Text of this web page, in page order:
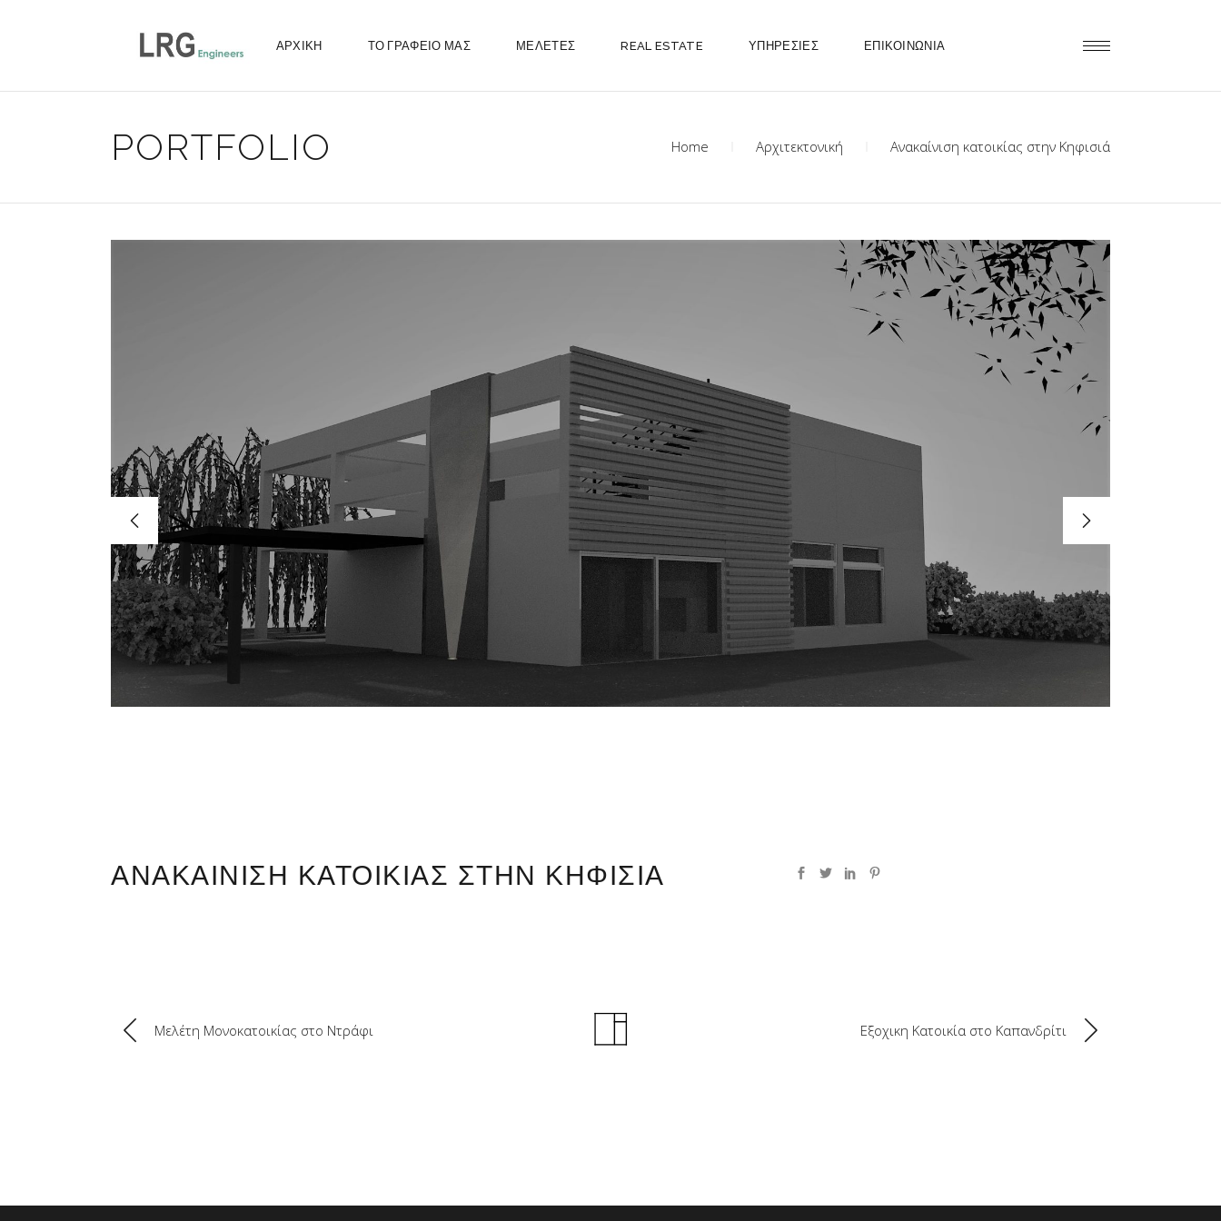
ΑΡΧΙΚΗ ΤΟ ΓΡΑΦΕΙΟ ΜΑΣ ΜΕΛΕΤΕΣ REAL ESTATE ΥΠΗΡΕΣΙΕΣ ΕΠΙΚΟΙΝΩΝΙΑ
PORTFOLIO Home Αρχιτεκτονική Ανακαίνιση κατοικίας στην Κηφισιά
ΑΝΑΚΑΙΝΙΣΗ ΚΑΤΟΙΚΙΑΣ ΣΤΗΝ ΚΗΦΙΣΙΑ
Μελέτη Μονοκατοικίας στο Ντράφι Εξοχικη Κατοικία στο Καπανδρίτι